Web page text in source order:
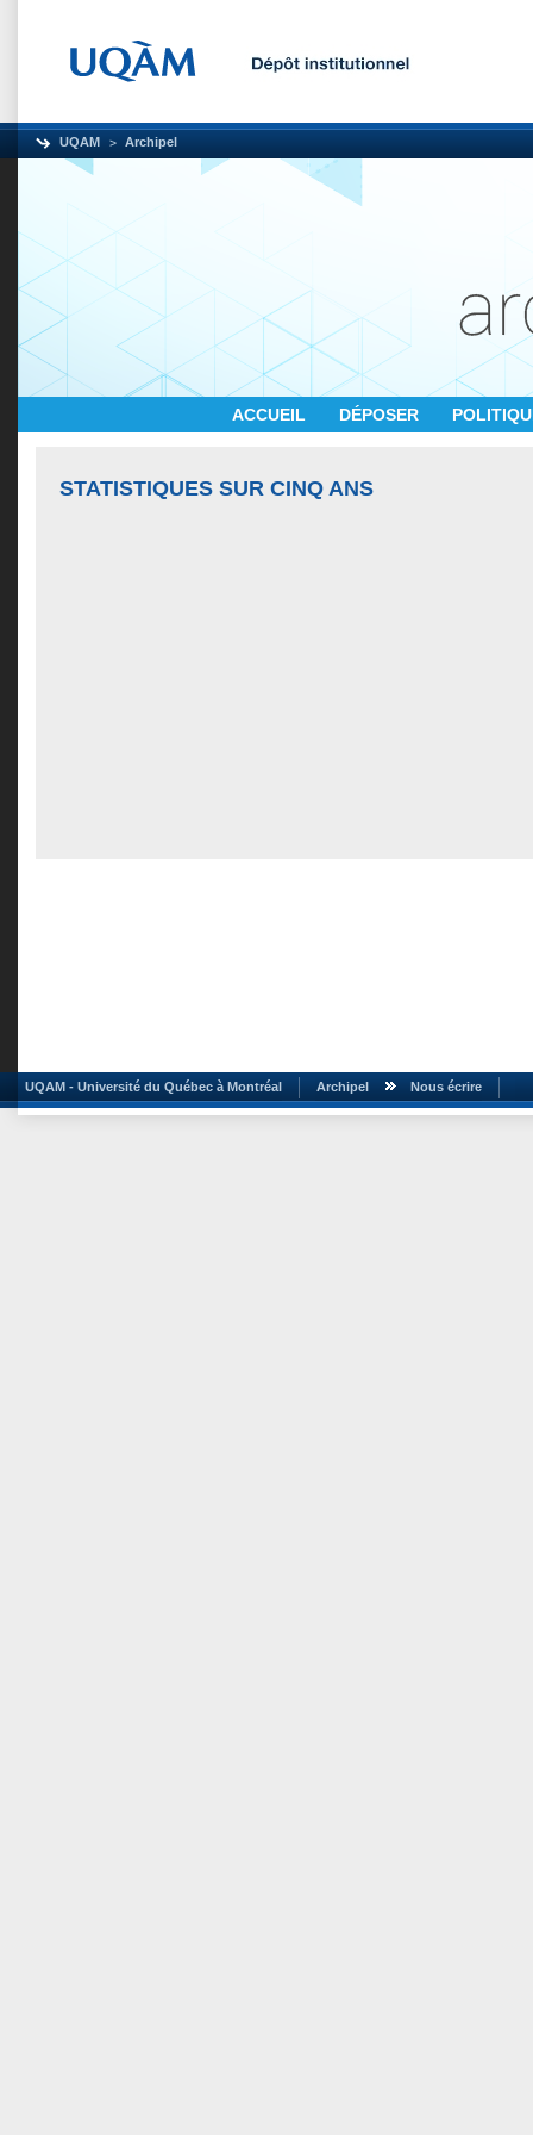
UQAM Archipel
ACCUEIL DÉPOSER
STATISTIQUES SUR CINQ ANS
UQAM - Université du Québec à Montréal Archipel Nous écrire